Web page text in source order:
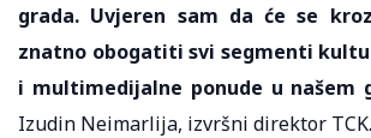
grada. Uvjeren sam da će se
znatno obogatiti svi segmenti
i multimedijalne ponude u našem
Izudin Neimarlija, izvršni direktor TCK.